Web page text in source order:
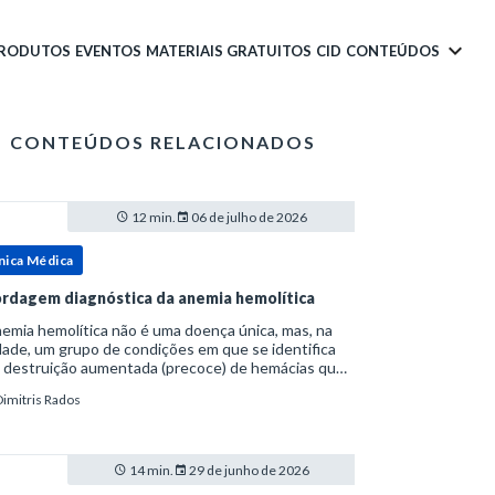
EVENTOS MATERIAIS GRATUITOS CID CONTEÚDOS
CONTEÚDOS RELACIONADOS
12 min. 06 de julho de 2026
Médica
diagnóstica da anemia hemolítica
hemolítica não é uma doença única, mas, na
um grupo de condições em que se identifica
destruição aumentada (precoce) de hemácias que
a vida média normal da hemácia é de apro
Rados
14 min. 29 de junho de 2026